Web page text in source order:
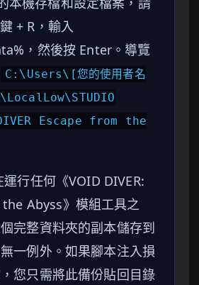
+ R，輸入
，然後按 Enter。導覽
C:\Users\[您的使用者名
DIVER Escape from the
運行任何《VOID DIVER:
Abyss》模組工具之
完整資料夾的副本儲存到
一例外。如果腳本注入損
您只需將此備份貼回目錄